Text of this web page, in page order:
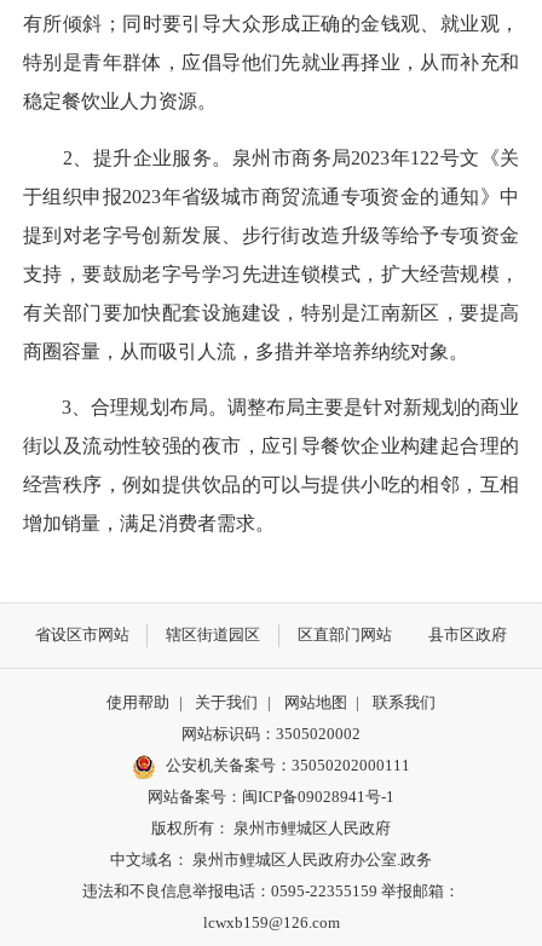
有所倾斜；同时要引导大众形成正确的金钱观、就业观，
特别是青年群体，应倡导他们先就业再择业，从而补充和
稳定餐饮业人力资源。
2、提升企业服务。泉州市商务局2023年122号文《关
于组织申报2023年省级城市商贸流通专项资金的通知》中
提到对老字号创新发展、步行街改造升级等给予专项资金
支持，要鼓励老字号学习先进连锁模式，扩大经营规模，
有关部门要加快配套设施建设，特别是江南新区，要提高
商圈容量，从而吸引人流，多措并举培养纳统对象。
3、合理规划布局。调整布局主要是针对新规划的商业
街以及流动性较强的夜市，应引导餐饮企业构建起合理的
经营秩序，例如提供饮品的可以与提供小吃的相邻，互相
增加销量，满足消费者需求。
省设区市网站 辖区街道园区 区直部门网站 县市区政府
使用帮助 | 关于我们 | 网站地图 |
联系我们
网站标识码：3505020002
公安机关备案号：35050202000111
网站备案号：闽ICP备09028941号-1
版权所有： 泉州市鲤城区人民政府
中文域名： 泉州市鲤城区人民政府办公室.政务
违法和不良信息举报电话：0595-22355159 举报邮箱：
lcwxb159@126.com